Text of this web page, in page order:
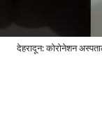
देहरादून: कोरोनेशन